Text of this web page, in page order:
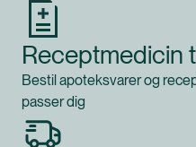
Receptmedicin
Bestil apoteksvarer og
passer dig